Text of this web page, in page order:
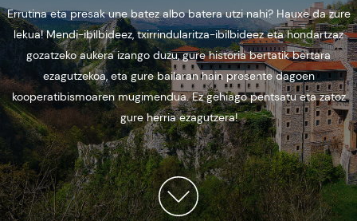
Errutina eta presak une batez albo batera utzi nahi? Hauxe da zure
lekua! Mendi-ibilbideez, txirrindularitza-ibilbideez eta hondartzaz
gozatzeko aukera izango duzu, gure historia bertatik bertara
ezagutzekoa, eta gure bailaran hain presente dagoen
kooperatibismoaren mugimendua. Ez gehiago pentsatu eta zatoz
gure herria ezagutzera!